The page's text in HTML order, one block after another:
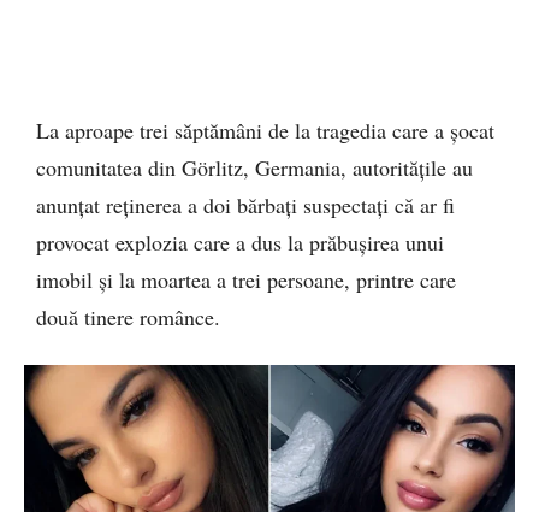
La aproape trei săptămâni de la tragedia care a șocat
comunitatea din Görlitz, Germania, autoritățile au
anunțat reținerea a doi bărbați suspectați că ar fi
provocat explozia care a dus la prăbușirea unui
imobil și la moartea a trei persoane, printre care
două tinere românce.